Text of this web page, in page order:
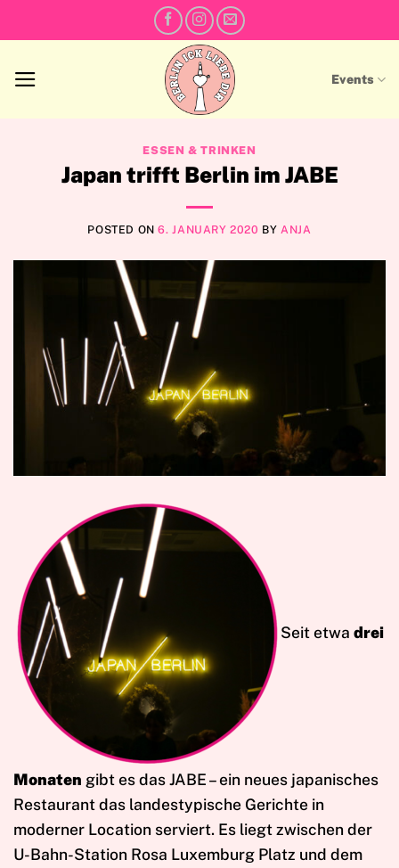
to
Events
ESSEN & TRINKEN
Japan trifft Berlin im JABE
POSTED ON6. JANUARY 2020 BYANJA
Seit etwa drei
Monaten gibt es das JABE – ein neues japanisches
Restaurant das landestypische Gerichte in
moderner Location serviert. Es liegt zwischen der
U-Bahn-Station Rosa Luxemburg Platz und dem